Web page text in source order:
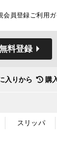
会員登録ご利用
料登録
入りから 購
スリッパ